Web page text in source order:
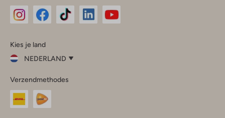
InstagramFacebook
Kies je land
NEDERLAND
je
land
Nederland
Verzendmethodes